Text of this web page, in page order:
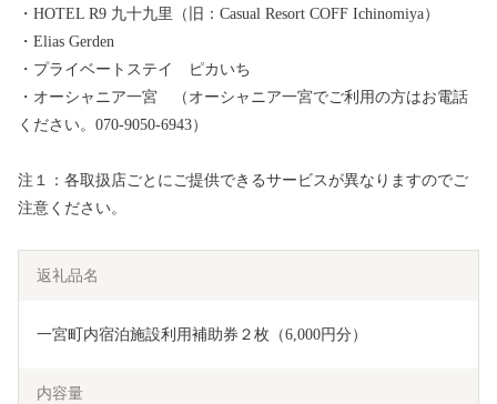
・HOTEL R9 九十九里（旧：Casual Resort COFF Ichinomiya）
・Elias Gerden
・プライベートステイ ピカいち
・オーシャニア一宮 （オーシャニア一宮でご利用の方はお電話
ください。070-9050-6943）
注１：各取扱店ごとにご提供できるサービスが異なりますのでご
注意ください。
返礼品名
一宮町内宿泊施設利用補助券２枚（6,000円分）
内容量